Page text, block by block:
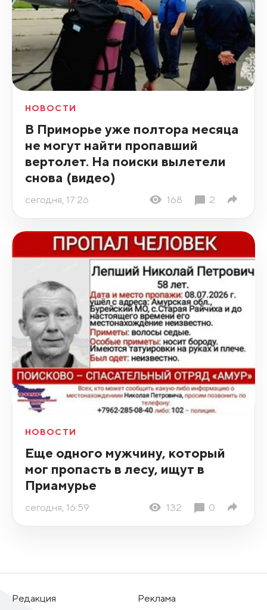
НОВОСТИ
В Приморье уже полтора месяца
не могут найти пропавший
вертолет. На поиски вылетели
снова (видео)
сегодня, 17:26 168 2
НОВОСТИ
Еще одного мужчину, который
мог пропасть в лесу, ищут в
Приамурье
сегодня, 16:59 132 0
Редакция
Реклама